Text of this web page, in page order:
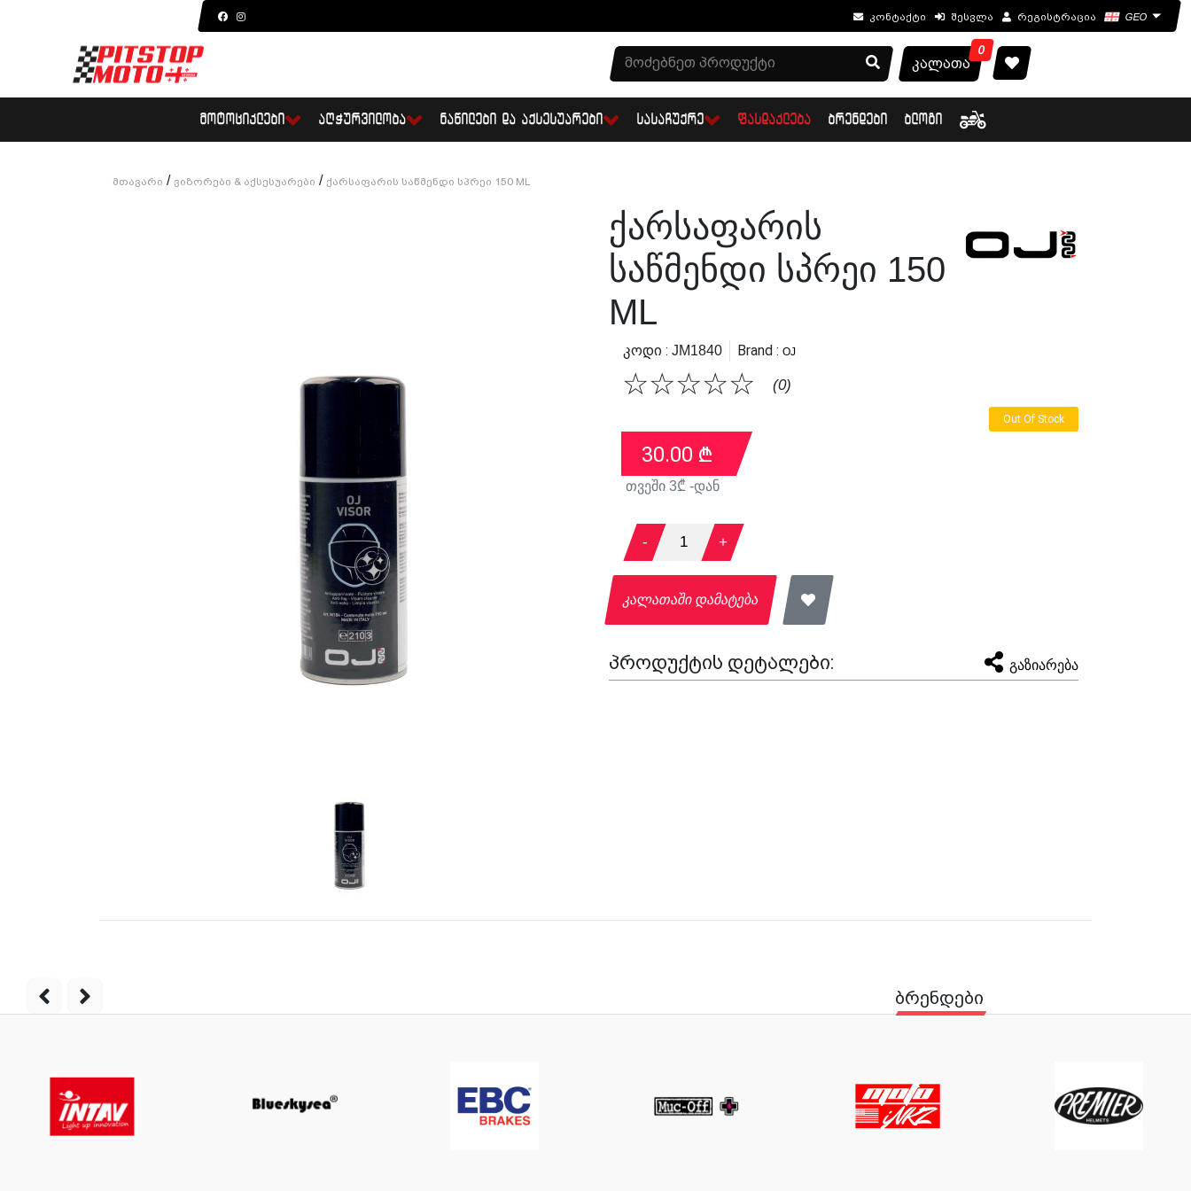
კონტაქტი შესვლა რეგისტრაცია GEO
0
კალათა
ᲛᲝᲢᲝᲪᲘᲙᲚᲔᲑᲘ ᲐᲦᲭᲣᲠᲕᲘᲚᲝᲑᲐ ᲜᲐᲬᲘᲚᲔᲑᲘ ᲓᲐ ᲐᲥᲡᲔᲡᲣᲐᲠᲔᲑᲘ ᲡᲐᲡᲐᲩᲣᲥᲠᲔ ᲤᲐᲡᲓᲐᲙᲚᲔᲑᲐ ᲑᲠᲔᲜᲓᲔᲑᲘ ᲑᲚᲝᲒᲘ
Მთავარი / Ვიზორები & Აქსესუარები / Ქარსაფარის Საწმენდი Სპრეი 150 ML
Ქარსაფარის
Საწმენდი Სპრეი 150
ML
Კოდი : JM1840 Brand : OJ
☆
☆
☆
☆
☆ (0)
Out Of Stock
30.00 ₾
თვეში 3₾ -დან
- 1 +
კალათაში დამატება
პროდუქტის დეტალები: გაზიარება
ბრენდები